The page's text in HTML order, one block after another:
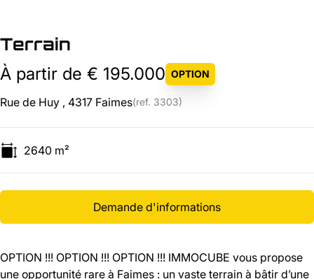
Terrain
À partir de € 195.000 OPTION
Rue de Huy , 4317 Faimes(ref. 3303)
2640 m²
Demande d'informations
OPTION !!! OPTION !!! OPTION !!! IMMOCUBE vous propose
une opportunité rare à Faimes : un vaste terrain à bâtir d’une